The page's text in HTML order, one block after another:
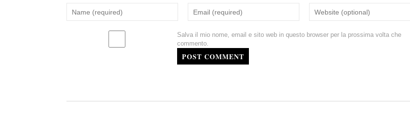
Salva il mio nome, email e sito web in questo browser per la prossima volta che
commento.
POST COMMENT